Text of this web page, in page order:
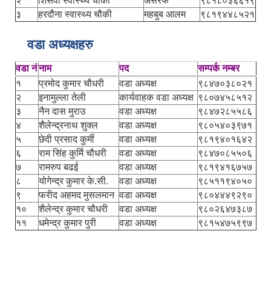
३
हरदौना स्वास्थ्य चौकी महबुब आलम ९८१९४४८५२१
वडा अध्यक्षहरु
वडा नंनाम पद
सम्पर्क नम्बर
१
प्रमोद कुमार चौधरी वडा अध्यक्ष
९८४७०३८०२१
२
इनामुल्ला तेली कार्यवाहक वडा अध्यक्ष ९८०७४५८५१२
३
नैन दास मुराउ वडा अध्यक्ष
९८४७२८५५८६
४
शैलेन्द्रनाथ शुक्ल वडा अध्यक्ष
९८०५४०३९७१
५
छेदी प्रसाद कुर्मी वडा अध्यक्ष
९८१९४०१६४२
६
राम सिंह कुर्मि चौधरी वडा अध्यक्ष
९८४७०८५५०६
७
रामरुप बढई वडा अध्यक्ष
९८१९४१६७५७
८
योगेन्द्र कुमार के.सी. वडा अध्यक्ष
९८५११९४०५०
९
फरीद अहमद मुसलमान वडा अध्यक्ष
९८०४४४९२९०
१०
शैलेन्द्र कुमार चौधरी वडा अध्यक्ष
९८०२६४७३८७
११
धमेन्द्र कुमार पुरी वडा अध्यक्ष ९८१५४७५९९७